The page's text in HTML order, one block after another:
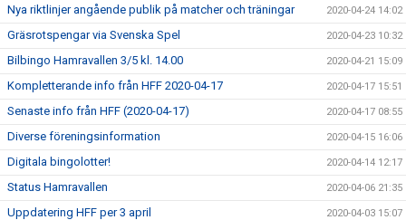
Nya riktlinjer angående publik på matcher och träningar 2020-04-24 14:02
Gräsrotspengar via Svenska Spel 2020-04-23 10:32
Bilbingo Hamravallen 3/5 kl. 14.00 2020-04-21 15:09
Kompletterande info från HFF 2020-04-17 2020-04-17 15:51
Senaste info från HFF (2020-04-17) 2020-04-17 08:55
Diverse föreningsinformation 2020-04-15 16:06
Digitala bingolotter! 2020-04-14 12:17
Status Hamravallen 2020-04-06 21:35
Uppdatering HFF per 3 april 2020-04-03 15:07